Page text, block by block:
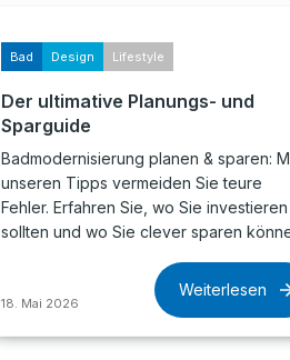
Bad Design Lifestyle
Der ultimative Planungs- und
Sparguide
Badmodernisierung planen & sparen:
unseren Tipps vermeiden Sie teure
Fehler. Erfahren Sie, wo Sie investieren
sollten und wo Sie clever sparen
18. Mai 2026
Weiterlesen